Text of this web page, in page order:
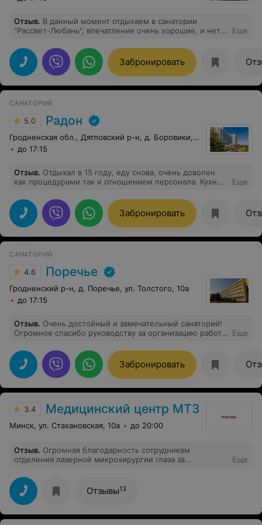
Отзыв. В данный момент отдыхаем в санатории
"Рассвет-Любань", впечатление очень хорошие, и нет
хороший,милый,добрый и отзывчивый! Огромнейшее
спасибо отделу маркетинга, нашему врачу. Маликова
Елена Александровна(добрейшей души человек)
подошла очень профессионально к назначению
процедур. Спасибо ей огромное за иглоукалывание и
выбор. Отдыхаем 7-ой год с подружкой!
Еще
Забронировать
САНАТОРИЙ
5.0 Радон
Гродненская обл., Дятловский р-н, д. Боровики, 10
до 17:15
Отзыв. Отдыхал в 15 году, еду снова, очень доволен
как процедурами так и отношением персонала. Кухню
хватает - там всё есть. Оборудована площадка для
шашлыков-барбекю, на прокат от велосипедов до
удочек. Вай-фай стабильный, только карточку купить.
ТВ - ну десяток каналов, но за процедурами их
смотреть некогда. Всем рекомендую.
Еще
Забронировать
САНАТОРИЙ
4.6 Поречье
Гродненский р-н, д. Поречье, ул. Толстого, 10а
до 17:15
Отзыв. Очень достойный и замечательный санаторий!
Огромное спасибо руководству за организацию работы
запись на процедуры, очень удобно. Оперативно
работают специалисты ресепшена. Во всем
чувствуется забота и внимание к отдыхающим, быстро
решаются вопросы и проблемы. Отдельная
благодарность лечащему врачу Кириченко А.И.
раз!
Еще
Забронировать
3.4 Медицинский центр МТЗ
Минск, ул. Стахановская, 10а до 20:00
Отзыв. Огромная благодарность сотрудникам
отделения лазерной микрохирургии глаза за
Беляковскому Павлу Васильевичу и его замечательным
помощницам Елене Викторовне и Светлане
Евгеньевне. На таких врачах держится наша медицина.
Храни вас Господь!
Еще
Отзывы13